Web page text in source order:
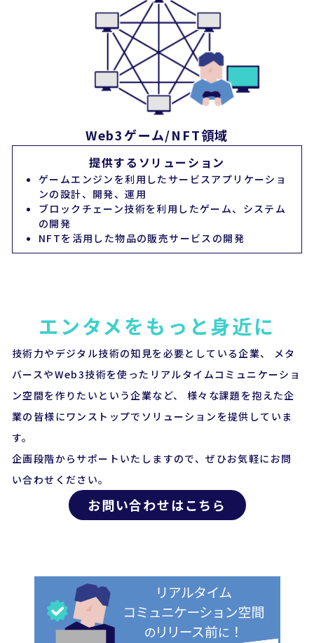
Web3ゲーム/NFT領域
提供するソリューション
ゲームエンジンを利用したサービスアプリケーショ
ンの設計、開発、運用
ブロックチェーン技術を利用したゲーム、システム
の開発
NFTを活用した物品の販売サービスの開発
エンタメをもっと身近に
技術力やデジタル技術の知見を必要としている企業、 メタ
バースやWeb3技術を使ったリアルタイムコミュニケーショ
ン空間を作りたいという企業など、 様々な課題を抱えた企
業の皆様にワンストップでソリューションを提供していま
す。
企画段階からサポートいたしますので、ぜひお気軽にお問
い合わせください。
お問い合わせはこちら